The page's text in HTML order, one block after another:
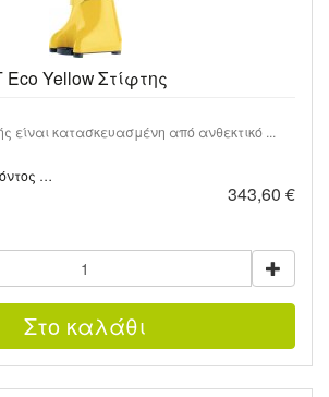
Eco Yellow Στίφτης
είναι κατασκευασμένη από ανθεκτικό ...
…
343,60 €